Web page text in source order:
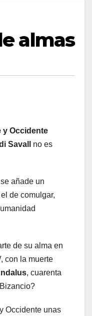
almas
y Occidente
Savall no es
añade un
de comulgar,
de su alma en
con la muerte
, cuarenta
Occidente unas